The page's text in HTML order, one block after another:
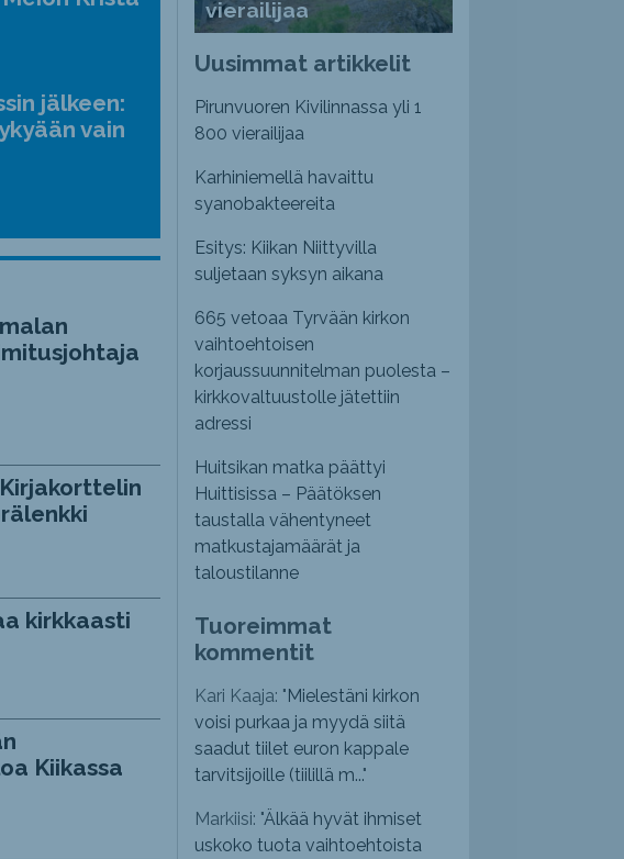
äänenvoimakkuutta
pienemmäksi.
jälkeen:
vain
kirkkaasti
Kiikassa
vierailijaa
Uusimmat artikkelit
Pirunvuoren Kivilinnassa yli 1
800 vierailijaa
Karhiniemellä havaittu
syanobakteereita
Esitys: Kiikan Niittyvilla
suljetaan syksyn aikana
665 vetoaa Tyrvään kirkon
vaihtoehtoisen
korjaussuunnitelman puolesta –
kirkkovaltuustolle jätettiin
adressi
Huitsikan matka päättyi
Huittisissa – Päätöksen
taustalla vähentyneet
matkustajamäärät ja
taloustilanne
Tuoreimmat
kommentit
Kari Kaaja: " Mielestäni kirkon
voisi purkaa ja myydä siitä
saadut tiilet euron kappale
tarvitsijoille (tiilillä m..."
Markiisi: "Älkää hyvät ihmiset
uskoko tuota vaihtoehtoista